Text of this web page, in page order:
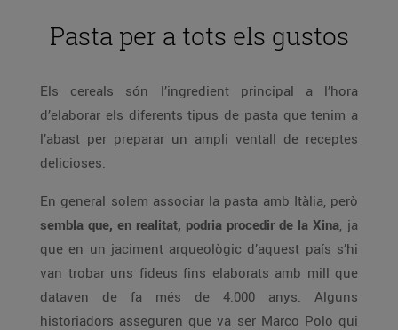
Pasta per a tots els gustos
Els cereals són l’ingredient principal a l’hora
d’elaborar els diferents tipus de pasta que tenim a
l’abast per preparar un ampli ventall de receptes
delicioses.
En general solem associar la pasta amb Itàlia, però
sembla que, en realitat, podria procedir de la Xina, ja
que en un jaciment arqueològic d’aquest país s’hi
van trobar uns fideus fins elaborats amb mill que
dataven de fa més de 4.000 anys. Alguns
historiadors asseguren que va ser Marco Polo qui